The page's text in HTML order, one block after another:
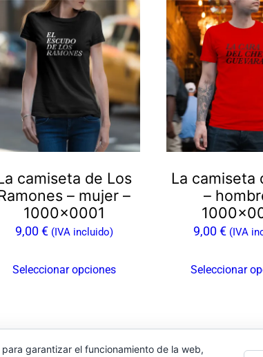
camiseta de Los
– mujer –
1000×0001
9,00€ (IVA incluido)
Seleccionar opciones
La camiseta
–
9,00€ (IVA
Seleccionar
Este
producto
tiene
múltiples
variantes.
opciones
se
elegir
página
Facebook
Instagram
LinkedIn
X Bluesky
Pinterest
garantizar el funcionamiento de la web,